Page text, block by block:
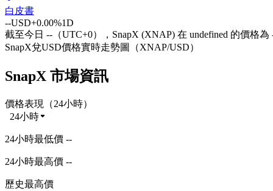
白皮書
--USD+0.00%1D
截至今日 --（UTC+0），SnapX (XNAP) 在 undefined 的價格為
SnapX兌USD價格實時走勢圖（XNAP/USD）
SnapX 市場資訊
價格表現（24小時）
24小時
24小時最低價 --
24小時最高價 --
歷史最高價